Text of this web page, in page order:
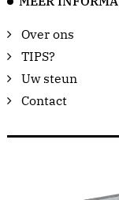
Over ons
TIPS?
Uw steun
Contact